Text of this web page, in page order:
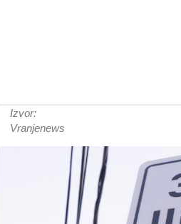
Izvor:
Vranjenews